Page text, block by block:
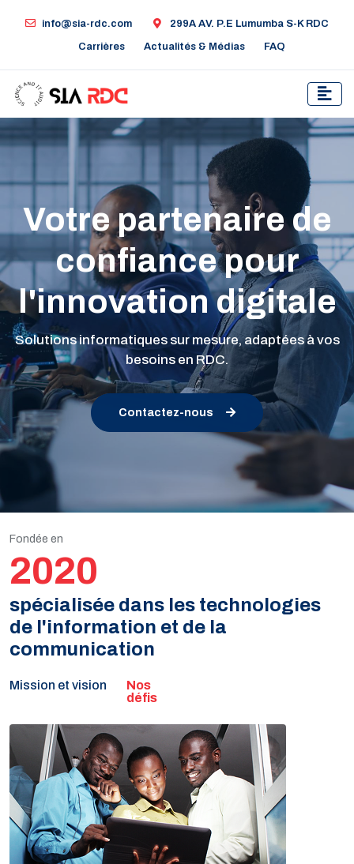
info@sia-rdc.com 299A AV. P.E Lumumba S-K RDC
Carrières Actualités & Médias FAQ
Votre partenaire de
confiance pour
l'innovation digitale
Solutions informatiques sur mesure, adaptées à vos
besoins en RDC.
Contactez-nous
Fondée en
2020
spécialisée dans les technologies
de l'information et de la
communication
Mission et vision